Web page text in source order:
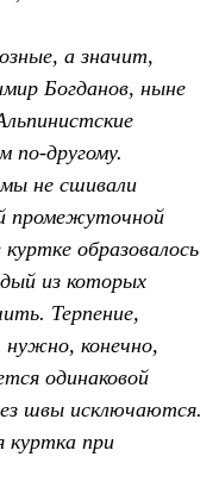
а значит,
Богданов, ныне
по-другому.
не сшивали
промежуточной
образовалось
из которых
Терпение,
конечно,
одинаковой
швы исключаются.
куртка при